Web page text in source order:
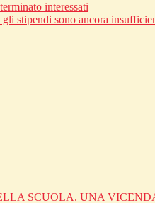
interessati
stipendi sono ancora
SCUOLA. UNA